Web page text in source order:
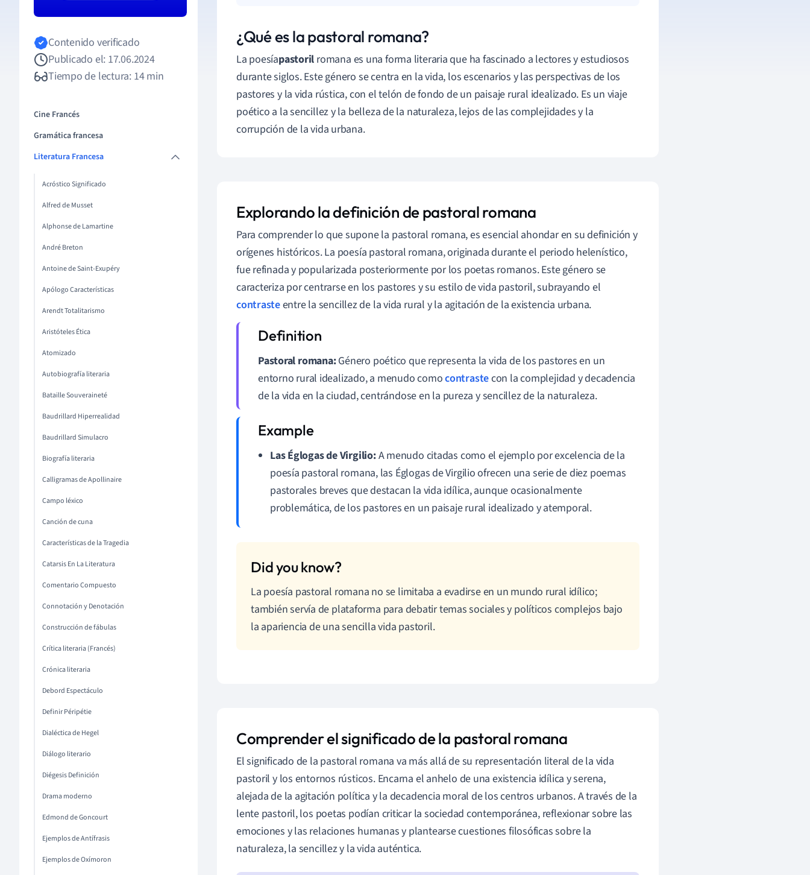
Contenido verificado
Publicado el: 17.06.2024
Tiempo de lectura: 14 min
Cine Francés
Gramática francesa
Literatura Francesa
Acróstico Significado
Alfred de Musset
Alphonse de Lamartine
André Breton
Antoine de Saint-Exupéry
Apólogo Características
Arendt Totalitarismo
Aristóteles Ética
Atomizado
Autobiografía literaria
Bataille Souveraineté
Baudrillard Hiperrealidad
Baudrillard Simulacro
Biografía literaria
Calligramas de Apollinaire
Campo léxico
Canción de cuna
Características de la Tragedia
Catarsis En La Literatura
Comentario Compuesto
Connotación y Denotación
Construcción de fábulas
Crítica literaria (Francés)
Crónica literaria
Debord Espectáculo
Definir Péripétie
Dialéctica de Hegel
Diálogo literario
Diégesis Definición
Drama moderno
Edmond de Goncourt
Ejemplos de Antífrasis
Ejemplos de Oxímoron
¿Qué es la pastoral romana?
La poesíapastoril romana es una forma literaria que ha fascinado a lectores y estudiosos
durante siglos. Este género se centra en la vida, los escenarios y las perspectivas de los
pastores y la vida rústica, con el telón de fondo de un paisaje rural idealizado. Es un viaje
poético a la sencillez y la belleza de la naturaleza, lejos de las complejidades y la
corrupción de la vida urbana.
Explorando la definición de pastoral romana
Para comprender lo que supone la pastoral romana, es esencial ahondar en su definición y
orígenes históricos. La poesía pastoral romana, originada durante el periodo helenístico,
fue refinada y popularizada posteriormente por los poetas romanos. Este género se
caracteriza por centrarse en los pastores y su estilo de vida pastoril, subrayando el
contrasteentre la sencillez de la vida rural y la agitación de la existencia urbana.
Pastoral romana:Género poético que representa la vida de los pastores en un
entorno rural idealizado, a menudo comocontrastecon la complejidad y decadencia
de la vida en la ciudad, centrándose en la pureza y sencillez de la naturaleza.
Las Églogas de Virgilio:A menudo citadas como el ejemplo por excelencia de la
poesía pastoral romana, las Églogas de Virgilio ofrecen una serie de diez poemas
pastorales breves que destacan la vida idílica, aunque ocasionalmente
problemática, de los pastores en un paisaje rural idealizado y atemporal.
La poesía pastoral romana no se limitaba a evadirse en un mundo rural idílico;
también servía de plataforma para debatir temas sociales y políticos complejos bajo
la apariencia de una sencilla vida pastoril.
Comprender el significado de la pastoral romana
El significado de la pastoral romana va más allá de su representación literal de la vida
pastoril y los entornos rústicos. Encarna el anhelo de una existencia idílica y serena,
alejada de la agitación política y la decadencia moral de los centros urbanos. A través de la
lente pastoril, los poetas podían criticar la sociedad contemporánea, reflexionar sobre las
emociones y las relaciones humanas y plantearse cuestiones filosóficas sobre la
naturaleza, la sencillez y la vida auténtica.